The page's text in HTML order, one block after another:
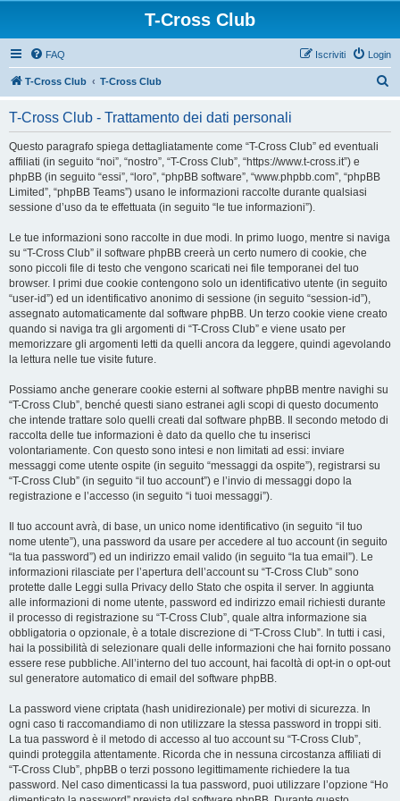
T-Cross Club
FAQ Login
Iscriviti
T-Cross Club T-Cross Club
T-Cross Club - Trattamento dei dati personali
Questo paragrafo spiega dettagliatamente come “T-Cross Club” ed eventuali
affiliati (in seguito “noi”, “nostro”, “T-Cross Club”, “https://www.t-cross.it”) e
phpBB (in seguito “essi”, “loro”, “phpBB software”, “www.phpbb.com”, “phpBB
Limited”, “phpBB Teams”) usano le informazioni raccolte durante qualsiasi
sessione d’uso da te effettuata (in seguito “le tue informazioni”).
Le tue informazioni sono raccolte in due modi. In primo luogo, mentre si naviga
su “T-Cross Club” il software phpBB creerà un certo numero di cookie, che
sono piccoli file di testo che vengono scaricati nei file temporanei del tuo
browser. I primi due cookie contengono solo un identificativo utente (in seguito
“user-id”) ed un identificativo anonimo di sessione (in seguito “session-id”),
assegnato automaticamente dal software phpBB. Un terzo cookie viene creato
quando si naviga tra gli argomenti di “T-Cross Club” e viene usato per
memorizzare gli argomenti letti da quelli ancora da leggere, quindi agevolando
la lettura nelle tue visite future.
Possiamo anche generare cookie esterni al software phpBB mentre navighi su
“T-Cross Club”, benché questi siano estranei agli scopi di questo documento
che intende trattare solo quelli creati dal software phpBB. Il secondo metodo di
raccolta delle tue informazioni è dato da quello che tu inserisci
volontariamente. Con questo sono intesi e non limitati ad essi: inviare
messaggi come utente ospite (in seguito “messaggi da ospite”), registrarsi su
“T-Cross Club” (in seguito “il tuo account”) e l’invio di messaggi dopo la
registrazione e l’accesso (in seguito “i tuoi messaggi”).
Il tuo account avrà, di base, un unico nome identificativo (in seguito “il tuo
nome utente”), una password da usare per accedere al tuo account (in seguito
“la tua password”) ed un indirizzo email valido (in seguito “la tua email”). Le
informazioni rilasciate per l’apertura dell’account su “T-Cross Club” sono
protette dalle Leggi sulla Privacy dello Stato che ospita il server. In aggiunta
alle informazioni di nome utente, password ed indirizzo email richiesti durante
il processo di registrazione su “T-Cross Club”, quale altra informazione sia
obbligatoria o opzionale, è a totale discrezione di “T-Cross Club”. In tutti i casi,
hai la possibilità di selezionare quali delle informazioni che hai fornito possano
essere rese pubbliche. All’interno del tuo account, hai facoltà di opt-in o opt-out
sul generatore automatico di email del software phpBB.
La password viene criptata (hash unidirezionale) per motivi di sicurezza. In
ogni caso ti raccomandiamo di non utilizzare la stessa password in troppi siti.
La tua password è il metodo di accesso al tuo account su “T-Cross Club”,
quindi proteggila attentamente. Ricorda che in nessuna circostanza affiliati di
“T-Cross Club”, phpBB o terzi possono legittimamente richiedere la tua
password. Nel caso dimenticassi la tua password, puoi utilizzare l’opzione “Ho